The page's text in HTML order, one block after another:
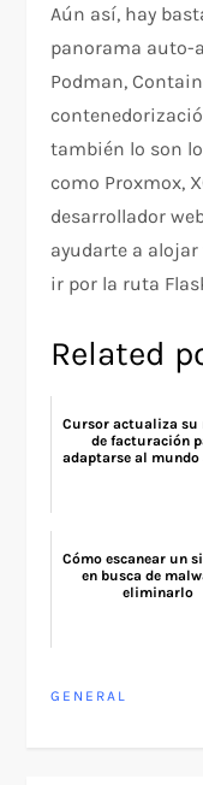
Aún así, hay
panorama auto-
Podman,
también lo son
como Proxmox,
desarrollador
ayudarte a
ir por la ruta
Related
Cursor actualiza su
de facturación
adaptarse al mundo
Cómo escanear un
en busca de
eliminarlo
GENERAL